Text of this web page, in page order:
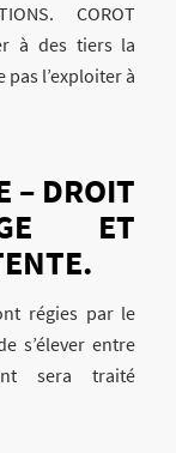
COROT
à des tiers la
pas l’exploiter à
– DROIT
ET
régies par le
s’élever entre
sera traité